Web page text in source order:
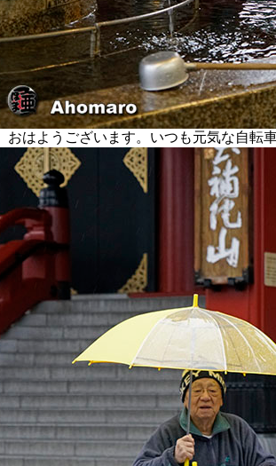
おはようございます。いつも元気な自転